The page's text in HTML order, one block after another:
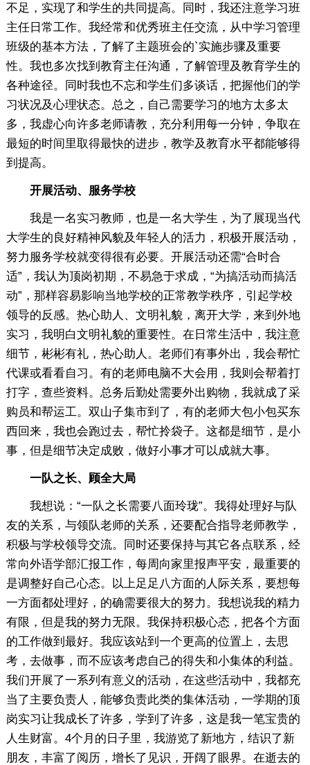
不足，实现了和学生的共同提高。同时，我还注意学习班
主任日常工作。我经常和优秀班主任交流，从中学习管理
班级的基本方法，了解了主题班会的`实施步骤及重要
性。我也多次找到教育主任沟通，了解管理及教育学生的
各种途径。同时我也不忘和学生们多谈话，把握他们的学
习状况及心理状态。总之，自己需要学习的地方太多太
多，我虚心向许多老师请教，充分利用每一分钟，争取在
最短的时间里取得最快的进步，教学及教育水平都能够得
到提高。
开展活动、服务学校
我是一名实习教师，也是一名大学生，为了展现当代
大学生的良好精神风貌及年轻人的活力，积极开展活动，
努力服务学校就变得很有必要。开展活动还需“合时合
适”，我认为顶岗初期，不易急于求成，“为搞活动而搞活
动”，那样容易影响当地学校的正常教学秩序，引起学校
领导的反感。热心助人、文明礼貌，离开大学，来到外地
实习，我明白文明礼貌的重要性。在日常生活中，我注意
细节，彬彬有礼，热心助人。老师们有事外出，我会帮忙
代课或看看自习。有的老师电脑不大会用，我则会帮着打
打字，查些资料。总务后勤处需要外出购物，我就成了采
购员和帮运工。双山子集市到了，有的老师大包小包买东
西回来，我也会跑过去，帮忙拎袋子。这都是细节，是小
事，但是细节决定成败，做好小事才可以成就大事。
一队之长、顾全大局
我想说：“一队之长需要八面玲珑”。我得处理好与队
友的关系，与领队老师的关系，还要配合指导老师教学，
积极与学校领导交流。同时还要保持与其它各点联系，经
常向外语学部汇报工作，每周向家里报声平安，最重要的
是调整好自己心态。以上足足八方面的人际关系，要想每
一方面都处理好，的确需要很大的努力。我想说我的精力
有限，但是我的努力无限。我保持积极心态，把各个方面
的工作做到最好。我应该站到一个更高的位置上，去思
考，去做事，而不应该考虑自己的得失和小集体的利益。
我们开展了一系列有意义的活动，在这些活动中，我都充
当了主要负责人，能够负责此类的集体活动，一学期的顶
岗实习让我成长了许多，学到了许多，这是我一笔宝贵的
人生财富。4个月的日子里，我游览了新地方，结识了新
朋友，丰富了阅历，增长了见识，开阔了眼界。在逝去的